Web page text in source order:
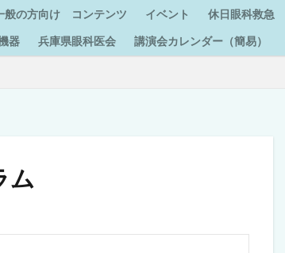
般の方向け コンテンツ イベント 休日眼科救急
器
兵庫県眼科医会 講演会カレンダー（簡易）
ム